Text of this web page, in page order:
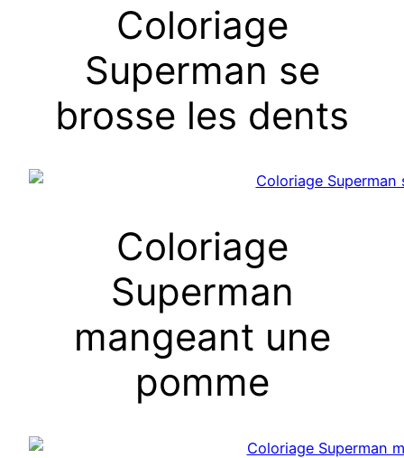
Coloriage
Superman se
brosse les dents
Coloriage
Superman
mangeant une
pomme